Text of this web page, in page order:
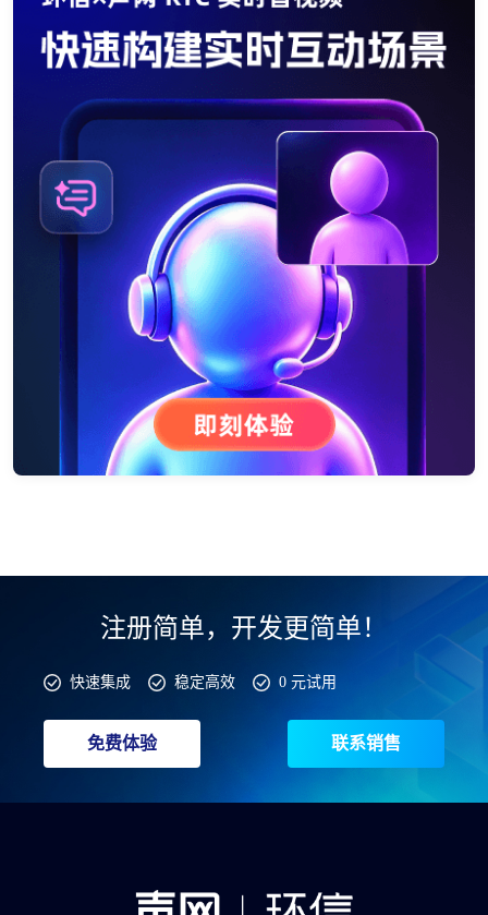
注册简单，开发更简单！
快速集成 稳定高效 0 元试用
免费体验 联系销售